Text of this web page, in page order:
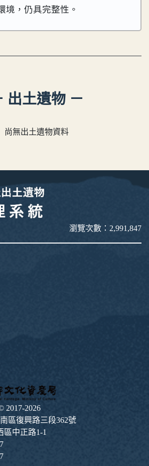
境，仍具完整性。
出土遺物 －
尚無出土遺物資料
瀏覽次數：2,991,847
2017-2026
區復興路三段362號
中正路1-1